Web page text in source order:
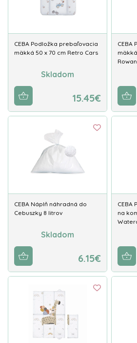
CEBA Podložka prebaľovacia
mäkká 50 x 70 cm Retro Cars
Skladom
15.45€
CEBA
CEBA Náplň náhradná do
Cebuszky 8 litrov
Skladom
6.15€
CEBA
na